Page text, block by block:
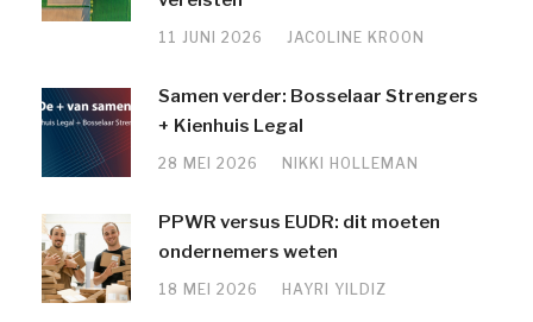
11 JUNI 2026 JACOLINE KROON
Samen verder: Bosselaar Strengers
+ Kienhuis Legal
28 MEI 2026 NIKKI HOLLEMAN
PPWR versus EUDR: dit moeten
ondernemers weten
18 MEI 2026 HAYRI YILDIZ